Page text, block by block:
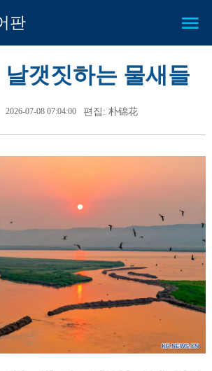
판
갯짓하는 물새들
2026-07-08 07:04:00 편집: 朴锦花